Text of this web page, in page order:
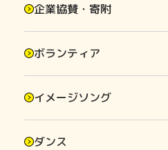
企業協賛・寄附
ボランティア
イメージソング
ダンス